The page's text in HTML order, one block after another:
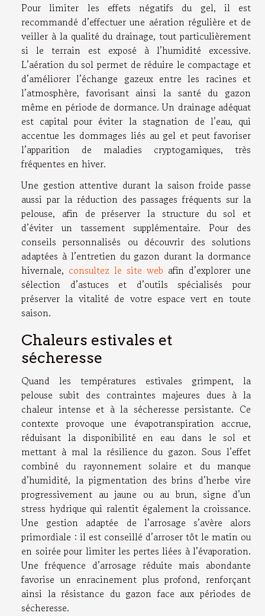
Pour limiter les effets négatifs du gel, il est
recommandé d’effectuer une aération régulière et de
veiller à la qualité du drainage, tout particulièrement
si le terrain est exposé à l’humidité excessive.
L’aération du sol permet de réduire le compactage et
d’améliorer l’échange gazeux entre les racines et
l’atmosphère, favorisant ainsi la santé du gazon
même en période de dormance. Un drainage adéquat
est capital pour éviter la stagnation de l’eau, qui
accentue les dommages liés au gel et peut favoriser
l’apparition de maladies cryptogamiques, très
fréquentes en hiver.
Une gestion attentive durant la saison froide passe
aussi par la réduction des passages fréquents sur la
pelouse, afin de préserver la structure du sol et
d’éviter un tassement supplémentaire. Pour des
conseils personnalisés ou découvrir des solutions
adaptées à l’entretien du gazon durant la dormance
hivernale, consultez le site web afin d’explorer une
sélection d’astuces et d’outils spécialisés pour
préserver la vitalité de votre espace vert en toute
saison.
Chaleurs estivales et
sécheresse
Quand les températures estivales grimpent, la
pelouse subit des contraintes majeures dues à la
chaleur intense et à la sécheresse persistante. Ce
contexte provoque une évapotranspiration accrue,
réduisant la disponibilité en eau dans le sol et
mettant à mal la résilience du gazon. Sous l’effet
combiné du rayonnement solaire et du manque
d’humidité, la pigmentation des brins d’herbe vire
progressivement au jaune ou au brun, signe d’un
stress hydrique qui ralentit également la croissance.
Une gestion adaptée de l’arrosage s’avère alors
primordiale : il est conseillé d’arroser tôt le matin ou
en soirée pour limiter les pertes liées à l’évaporation.
Une fréquence d’arrosage réduite mais abondante
favorise un enracinement plus profond, renforçant
ainsi la résistance du gazon face aux périodes de
sécheresse.